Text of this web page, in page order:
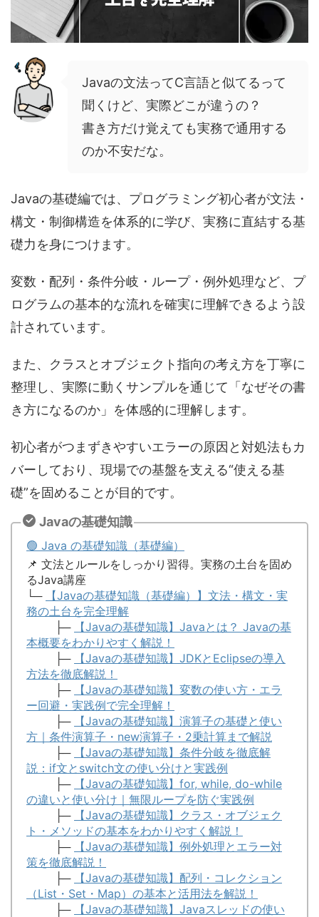
Javaの文法ってC言語と似てるって
聞くけど、実際どこが違うの？
書き方だけ覚えても実務で通用する
のか不安だな。
Javaの基礎編では、プログラミング初心者が文法・
構文・制御構造を体系的に学び、実務に直結する基
礎力を身につけます。
変数・配列・条件分岐・ループ・例外処理など、プ
ログラムの基本的な流れを確実に理解できるよう設
計されています。
また、クラスとオブジェクト指向の考え方を丁寧に
整理し、実際に動くサンプルを通じて「なぜその書
き方になるのか」を体感的に理解します。
初心者がつまずきやすいエラーの原因と対処法もカ
バーしており、現場での基盤を支える“使える基
礎”を固めることが目的です。
Javaの基礎知識
🟢 Java の基礎知識（基礎編）
📌 文法とルールをしっかり習得。実務の土台を固め
るJava講座
└─
【Javaの基礎知識（基礎編）】文法・構文・実
務の土台を完全理解
├─
【Javaの基礎知識】Javaとは？ Javaの基
本概要をわかりやすく解説！
├─
【Javaの基礎知識】JDKとEclipseの導入
方法を徹底解説！
├─
【Javaの基礎知識】変数の使い方・エラ
ー回避・実践例で完全理解！
├─
【Javaの基礎知識】演算子の基礎と使い
方｜条件演算子・new演算子・2乗計算まで解説
├─
【Javaの基礎知識】条件分岐を徹底解
説：if文とswitch文の使い分けと実践例
├─
【Javaの基礎知識】for, while, do-while
の違いと使い分け｜無限ループを防ぐ実践例
├─
【Javaの基礎知識】クラス・オブジェク
ト・メソッドの基本をわかりやすく解説！
├─
【Javaの基礎知識】例外処理とエラー対
策を徹底解説！
├─
【Javaの基礎知識】配列・コレクション
（List・Set・Map）の基本と活用法を解説！
├─
【Javaの基礎知識】Javaスレッドの使い